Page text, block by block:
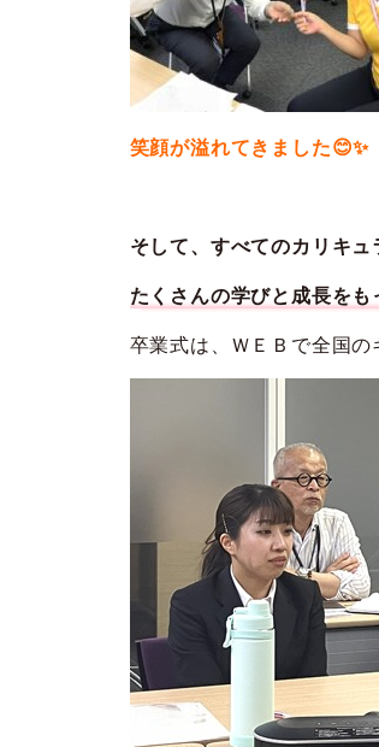
笑顔が溢れてきました😊✨
そして、すべてのカリキ
たくさんの学びと成長を
卒業式は、ＷＥＢで全国の